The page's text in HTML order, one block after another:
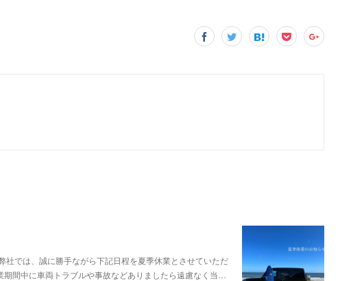
では、誠に勝手ながら下記日程を夏季休業とさせていただ
間中に車両トラブルや事故などありましたら遠慮なく当…